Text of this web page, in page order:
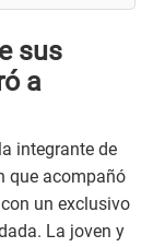
sus
a
la integrante de
que acompañó
un exclusivo
La joven y